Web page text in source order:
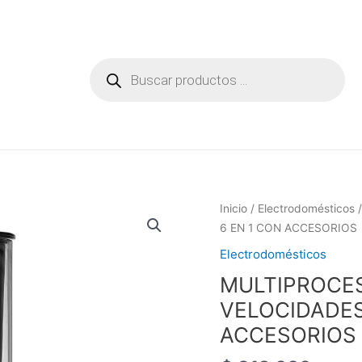
productos
Inicio / Electrodomésticos
6 EN 1 CON ACCESORIOS
Electrodomésticos
ACCESORIOS